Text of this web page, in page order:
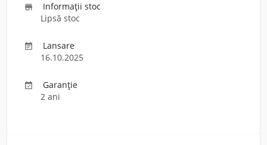

Informaţii stoc
Lipsă stoc

Lansare
16.10.2025

Garanție
2 ani